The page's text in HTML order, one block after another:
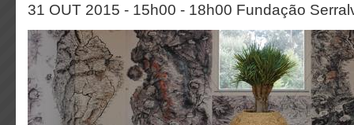
31 OUT 2015 - 15h00 - 18h00 Fundação